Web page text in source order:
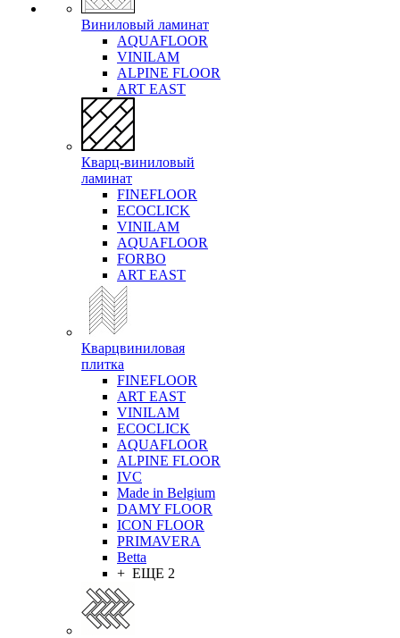
Виниловый ламинат
AQUAFLOOR
VINILAM
ALPINE FLOOR
ART EAST
Кварц-виниловый
ламинат
FINEFLOOR
ECOCLICK
VINILAM
AQUAFLOOR
FORBO
ART EAST
Кварцвиниловая
плитка
FINEFLOOR
ART EAST
VINILAM
ECOCLICK
AQUAFLOOR
ALPINE FLOOR
IVC
Made in Belgium
DAMY FLOOR
ICON FLOOR
PRIMAVERA
Betta
+ ЕЩЕ 2